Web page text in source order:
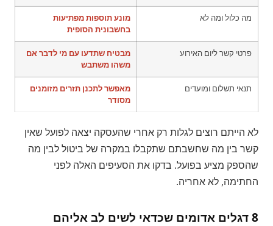
מה כלול ומה לא
מונע תוספות מפתיעות
בחשבונית הסופית
פרטי קשר ליום האירוע
מבטיח שתדעו עם מי לדבר אם
משהו משתבש
תנאי תשלום ומועדים
מאפשר לתכנן תזרים מזומנים
מסודר
לא הייתם רוצים לגלות רק אחרי שהעסקה יצאה לפועל שאין
קשר בין מה שחשבתם שתקבלו במקרה של ביטול לבין מה
שהספק מציע בפועל. בדקו את הסעיפים האלה לפני
החתימה, לא אחריה.
8 דגלים אדומים שכדאי לשים לב אליהם